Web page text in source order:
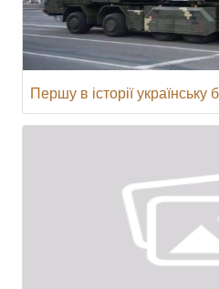
Першу в історії українську